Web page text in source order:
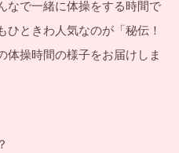
なで一緒に体操をする時間で
ときわ人気なのが「秘伝！
体操時間の様子をお届けしま